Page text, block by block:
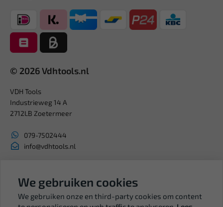
© 2026 Vdhtools.nl
VDH Tools
Industrieweg 14 A
2712LB Zoetermeer
079-7502444
info@vdhtools.nl
BTW: NL819958657B01
We gebruiken cookies
We gebruiken onze en third-party cookies om content